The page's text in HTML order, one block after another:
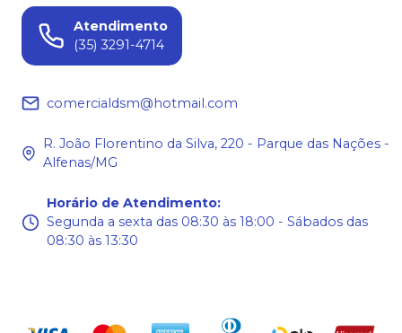
Atendimento
(35) 3291-4714
comercialdsm@hotmail.com
R. João Florentino da Silva, 220 - Parque das Nações -
Alfenas/MG
Horário de Atendimento:
Segunda a sexta das 08:30 às 18:00 - Sábados das
08:30 às 13:30